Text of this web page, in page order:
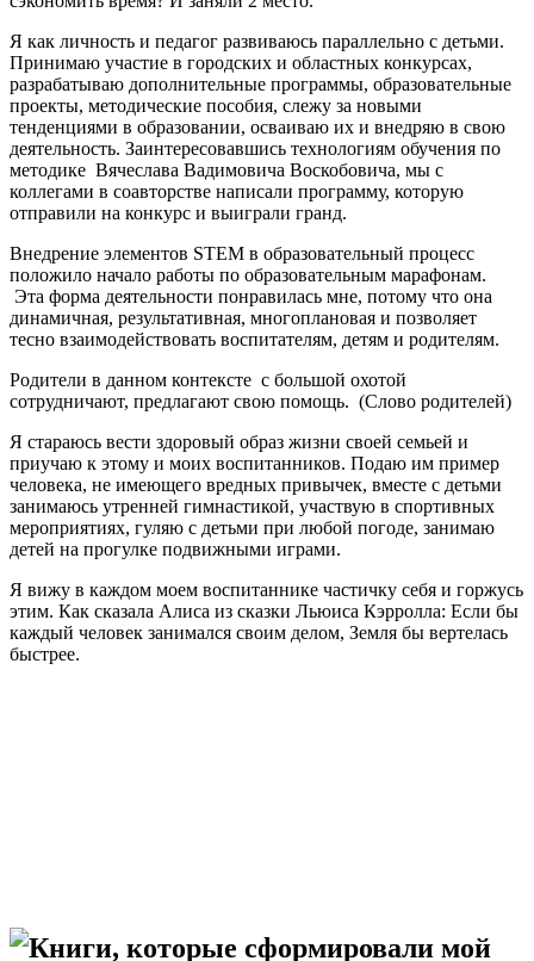
Я как личность и педагог развиваюсь параллельно с детьми.
Принимаю участие в городских и областных конкурсах,
разрабатываю дополнительные программы, образовательные
проекты, методические пособия, слежу за новыми
тенденциями в образовании, осваиваю их и внедряю в свою
деятельность. Заинтересовавшись технологиям обучения по
методике Вячеслава Вадимовича Воскобовича, мы с
коллегами в соавторстве написали программу, которую
отправили на конкурс и выиграли гранд.
Внедрение элементов STEM в образовательный процесс
положило начало работы по образовательным марафонам.
Эта форма деятельности понравилась мне, потому что она
динамичная, результативная, многоплановая и позволяет
тесно взаимодействовать воспитателям, детям и родителям.
Родители в данном контексте с большой охотой
сотрудничают, предлагают свою помощь. (Слово родителей)
Я стараюсь вести здоровый образ жизни своей семьей и
приучаю к этому и моих воспитанников. Подаю им пример
человека, не имеющего вредных привычек, вместе с детьми
занимаюсь утренней гимнастикой, участвую в спортивных
мероприятиях, гуляю с детьми при любой погоде, занимаю
детей на прогулке подвижными играми.
Я вижу в каждом моем воспитаннике частичку себя и горжусь
этим. Как сказала Алиса из сказки Льюиса Кэрролла: Если бы
каждый человек занимался своим делом, Земля бы вертелась
быстрее.
Книги, которые сформировали мой